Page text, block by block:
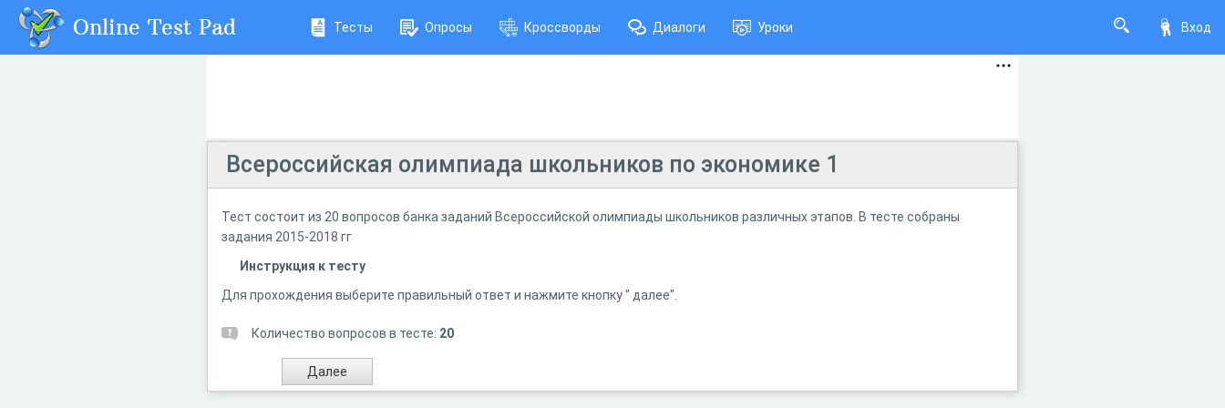
Вход
Online Test Pad Тесты Опросы Кроссворды Диалоги Уроки
Всероссийская олимпиада школьников по экономике 1
Тест состоит из 20 вопросов банка заданий Всероссийской олимпиады школьников различных этапов. В тесте собраны
задания 2015-2018 гг
Инструкция к тесту
Для прохождения выберите правильный ответ и нажмите кнопку " далее".
Количество вопросов в тесте: 20